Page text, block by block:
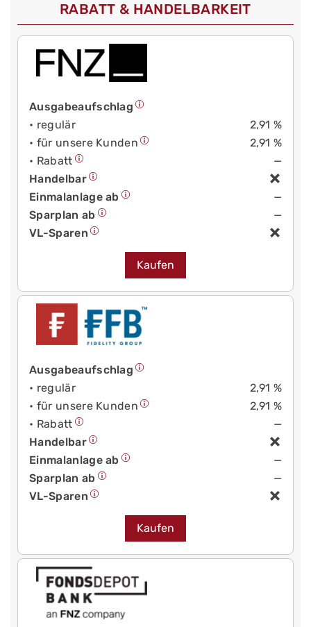
RABATT & HANDELBARKEIT
Ausgabeaufschlag
• regulär
2,91 %
• für unsere Kunden
2,91 %
• Rabatt
—
Handelbar
Einmalanlage ab
—
Sparplan ab
—
VL-Sparen
Kaufen
Ausgabeaufschlag
• regulär
2,91 %
• für unsere Kunden
2,91 %
• Rabatt
—
Handelbar
Einmalanlage ab
—
Sparplan ab
—
VL-Sparen
Kaufen